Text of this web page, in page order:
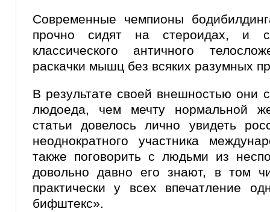
Современные чемпионы
прочно сидят на стероидах, и
классического античного
раскачки мышц без всяких разумных
В результате своей внешностью они
людоеда, чем мечту нормальной
статьи довелось лично увидеть
неоднократного участника
также поговорить с людьми из
довольно давно его знают, в том
практически у всех впечатление
бифштекс».